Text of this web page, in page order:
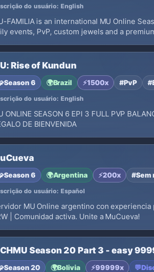
do usuário: English
FAMILIA is an international MU Online
events, PvP, custom jewels and a
Rise of Kundun
Season 6 🌍Brazil ⚡1500x #PvP
do usuário: English
ONLINE SEASON 6 EPI 3 FULL PVP
DE BIENVENIDA
Season 6 🌍Argentina ⚡200x #Sem
do usuário: Español
MU Online argentino con experiencia
| Comunidad activa. Unite a MuCueva!
Season 20 Part 3 - easy
Season 20 🌍Bolivia ⚡99999x 💬